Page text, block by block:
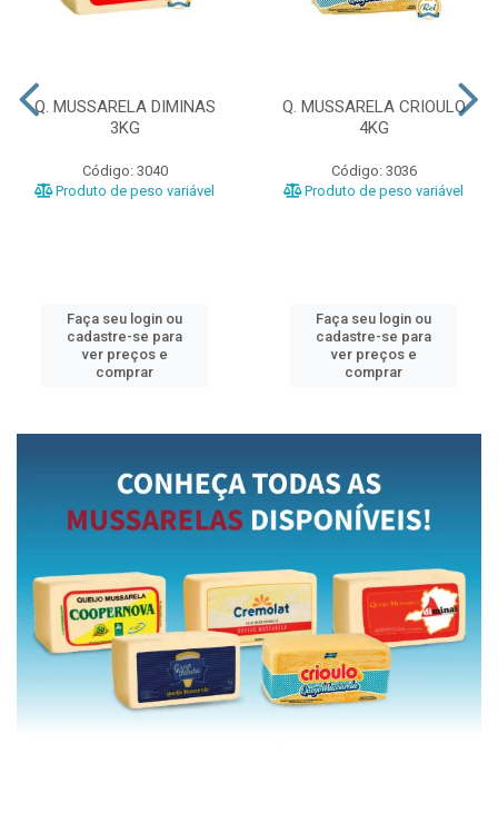
Q. MUSSARELA DIMINAS
3KG
Código: 3040
Produto de peso variável
Faça seu login ou
cadastre-se para
ver preços e
comprar
Q. MUSSARELA CRIOULO
4KG
Código: 3036
Produto de peso variável
Faça seu login ou
cadastre-se para
ver preços e
comprar